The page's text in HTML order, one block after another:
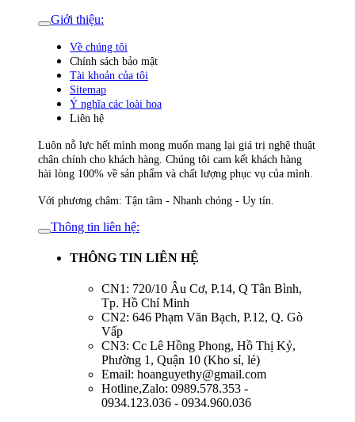
Giới thiệu:
Về chúng tôi
Chính sách bảo mật
Tài khoản của tôi
Sitemap
Ý nghĩa các loài hoa
Liên hệ
Luôn nỗ lực hết mình mong muốn mang lại giá trị nghệ thuật
chân chính cho khách hàng. Chúng tôi cam kết khách hàng
hài lòng 100% về sản phẩm và chất lượng phục vụ của mình.
Với phương châm: Tận tâm - Nhanh chóng - Uy tín.
Thông tin liên hệ:
THÔNG TIN LIÊN HỆ
CN1: 720/10 Âu Cơ, P.14, Q Tân Bình,
Tp. Hồ Chí Minh
CN2: 646 Phạm Văn Bạch, P.12, Q. Gò
Vấp
CN3: Cc Lê Hồng Phong, Hồ Thị Kỷ,
Phường 1, Quận 10 (Kho sỉ, lẻ)
Email: hoanguyethy@gmail.com
Hotline,Zalo: 0989.578.353 -
0934.123.036 - 0934.960.036